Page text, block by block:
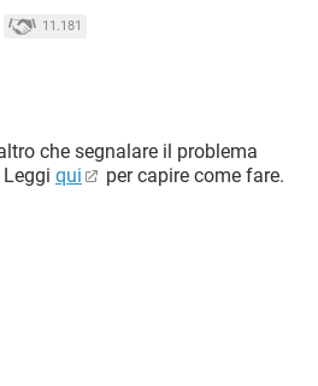
11.181
che segnalare il problema
qui per capire come fare.